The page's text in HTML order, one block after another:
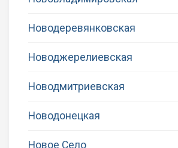
Новодеревянковская
Новоджерелиевская
Новодмитриевская
Новодонецкая
Новое Село